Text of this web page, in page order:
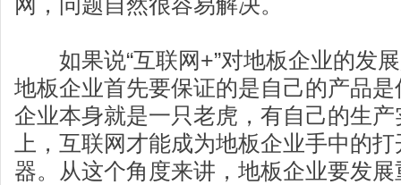
如果说“互联网+”对地板企业的发
地板企业首先要保证的是自己的产品
企业本身就是一只老虎，有自己的生
上，互联网才能成为地板企业手中的
器。从这个角度来讲，地板企业要发